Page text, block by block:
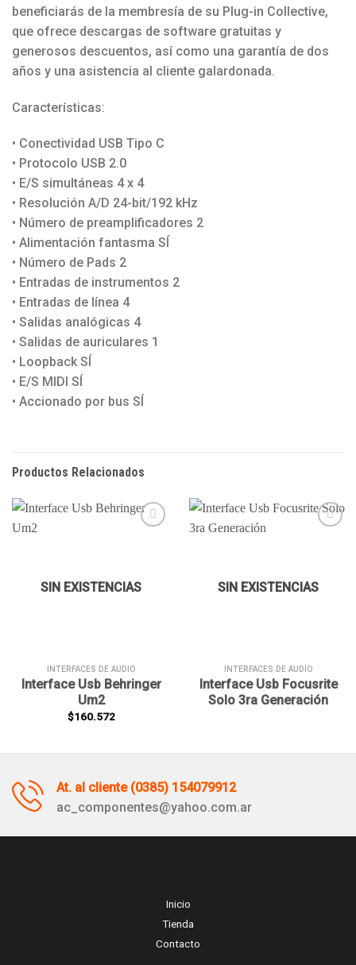
beneficiarás de la membresía de su Plug-in Collective,
que ofrece descargas de software gratuitas y
generosos descuentos, así como una garantía de dos
años y una asistencia al cliente galardonada.
Características:
• Conectividad USB Tipo C
• Protocolo USB 2.0
• E/S simultáneas 4 x 4
• Resolución A/D 24-bit/192 kHz
• Número de preamplificadores 2
• Alimentación fantasma SÍ
• Número de Pads 2
• Entradas de instrumentos 2
• Entradas de línea 4
• Salidas analógicas 4
• Salidas de auriculares 1
• Loopback SÍ
• E/S MIDI SÍ
• Accionado por bus SÍ
Productos Relacionados
lista de
SIN EXISTENCIAS
INTERFACES DE AUDIO
Interface Usb Behringer
Um2
$160.572
lista de
SIN EXISTENCIAS
INTERFACES DE AUDIO
Interface Usb Focusrite
Solo 3ra Generación
At. al cliente (0385) 154079912
ac_componentes@yahoo.com.ar
Inicio
Tienda
Contacto